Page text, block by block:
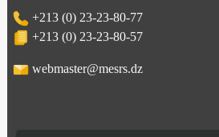
+213 (0) 23-23-80-77
+213 (0) 23-23-80-57
webmaster@mesrs.dz